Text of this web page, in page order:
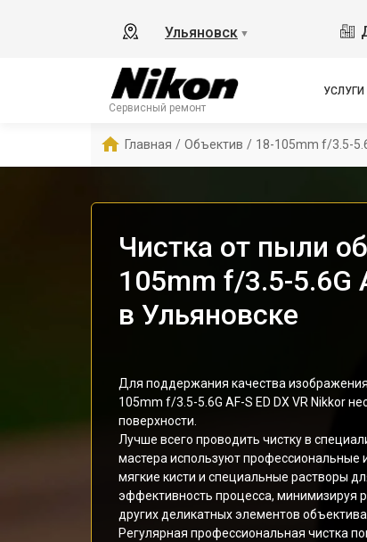
Ульяновск ▼
Сервисный ремонт
УСЛУГИ
Главная / Объектив / 18-105mm f/3.5-
Чистка от пыли
105mm f/3.5-5.6G
в Ульяновске
Для поддержания качества
105mm f/3.5-5.6G AF-S ED DX VR Nikkor
поверхности.
Лучше всего проводить чистку в
мастера используют профессиональные
мягкие кисти и специальные растворы
эффективность процесса, минимизируя
других деликатных элементов
Регулярная профессиональная чистка